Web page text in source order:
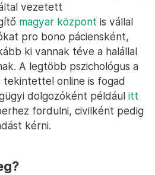
vezetett
magyar központ is vállal
pro bono páciensként,
ki vannak téve a halállal
A legtöbb pszichológus a
online is fogad
dolgozóként például itt
fordulni, civilként pedig
kérni.